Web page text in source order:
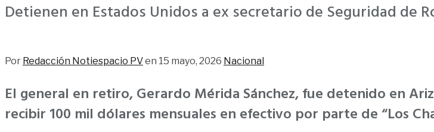
Detienen en Estados Unidos a ex secretario de Seguridad de
Por Redacción Notiespacio PVen 15 mayo, 2026 Nacional
El general en retiro, Gerardo Mérida Sánchez, fue detenido en
recibir 100 mil dólares mensuales en efectivo por parte de “Los